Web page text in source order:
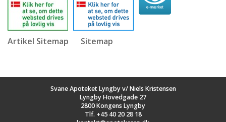
Artikel Sitemap Sitemap
Svane Apoteket Lyngby v/ Niels Kristensen
Lyngby Hovedgade 27
2800 Kongens Lyngby
Tlf. +45 40 20 28 18